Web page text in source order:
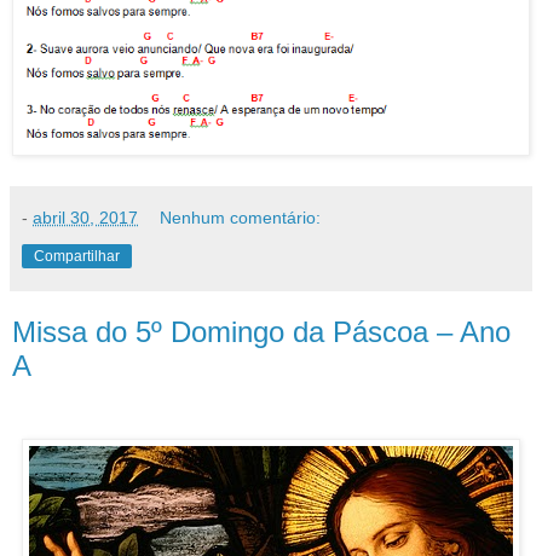
- abril 30, 2017 Nenhum comentário:
Compartilhar
Missa do 5º Domingo da Páscoa – Ano
A